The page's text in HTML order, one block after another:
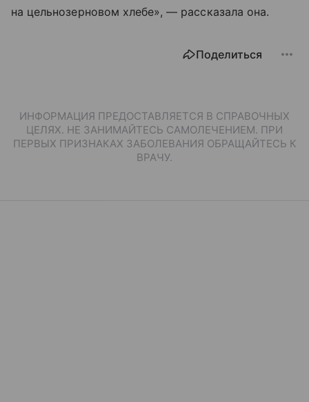
на цельнозерновом хлебе», — рассказала она.
Поделиться
ИНФОРМАЦИЯ ПРЕДОСТАВЛЯЕТСЯ В СПРАВОЧНЫХ
ЦЕЛЯХ. НЕ ЗАНИМАЙТЕСЬ САМОЛЕЧЕНИЕМ. ПРИ
ПЕРВЫХ ПРИЗНАКАХ ЗАБОЛЕВАНИЯ ОБРАЩАЙТЕСЬ К
ВРАЧУ.